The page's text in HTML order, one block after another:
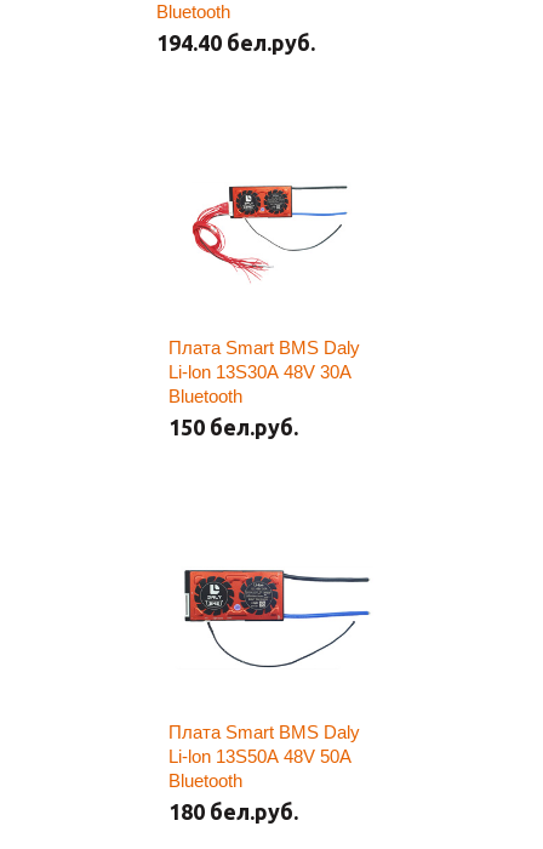
Bluetooth
194.40 бел.руб.
Плата Smart BMS Daly
Li-lon 13S30A 48V 30A
Bluetooth
150 бел.руб.
Плата Smart BMS Daly
Li-lon 13S50A 48V 50A
Bluetooth
180 бел.руб.